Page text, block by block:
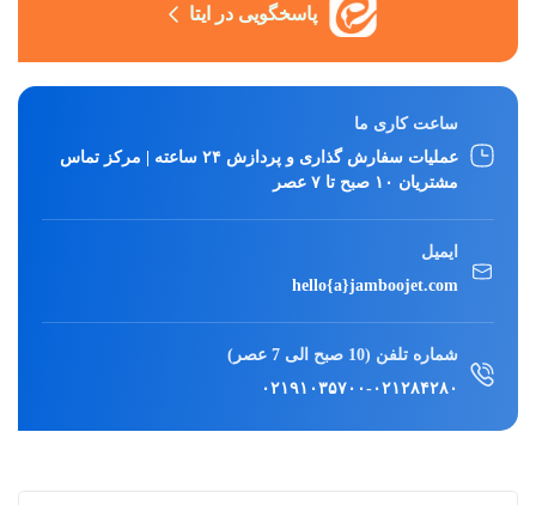
شماره تلفن (10 صبح الی 7 عصر)
۰۲۱۲۸۴۲۸۰ - ۰۲۱۹۱۰۳۵۷۰۰
ایمیل
hello{a}jamboojet.com
ساعت کاری ما
عملیات سفارش گذاری و پردازش ۲۴ ساعته | مرکز تماس
مشتریان ۱۰ صبح تا ۷ عصر
پاسخگویی در ایتا